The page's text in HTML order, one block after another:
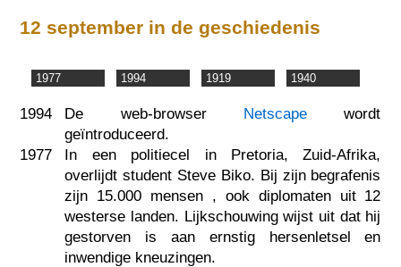
12 september in de geschiedenis
1977 1994 1919 1940
1994 De web-browser Netscape wordt
geïntroduceerd.
1977
In een politiecel in Pretoria, Zuid-Afrika,
overlijdt student Steve Biko. Bij zijn begrafenis
zijn 15.000 mensen , ook diplomaten uit 12
westerse landen. Lijkschouwing wijst uit dat hij
gestorven is aan ernstig hersenletsel en
inwendige kneuzingen.